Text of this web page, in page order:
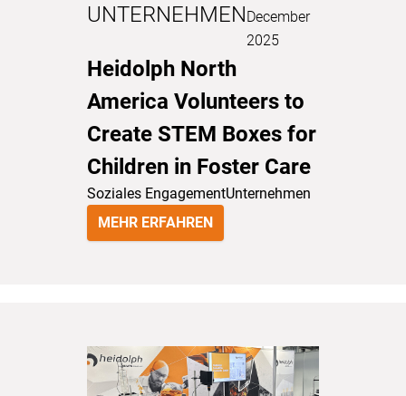
UNTERNEHMENDecember
2025
Heidolph North
America Volunteers to
Create STEM Boxes for
Children in Foster Care
Soziales EngagementUnternehmen
MEHR ERFAHREN